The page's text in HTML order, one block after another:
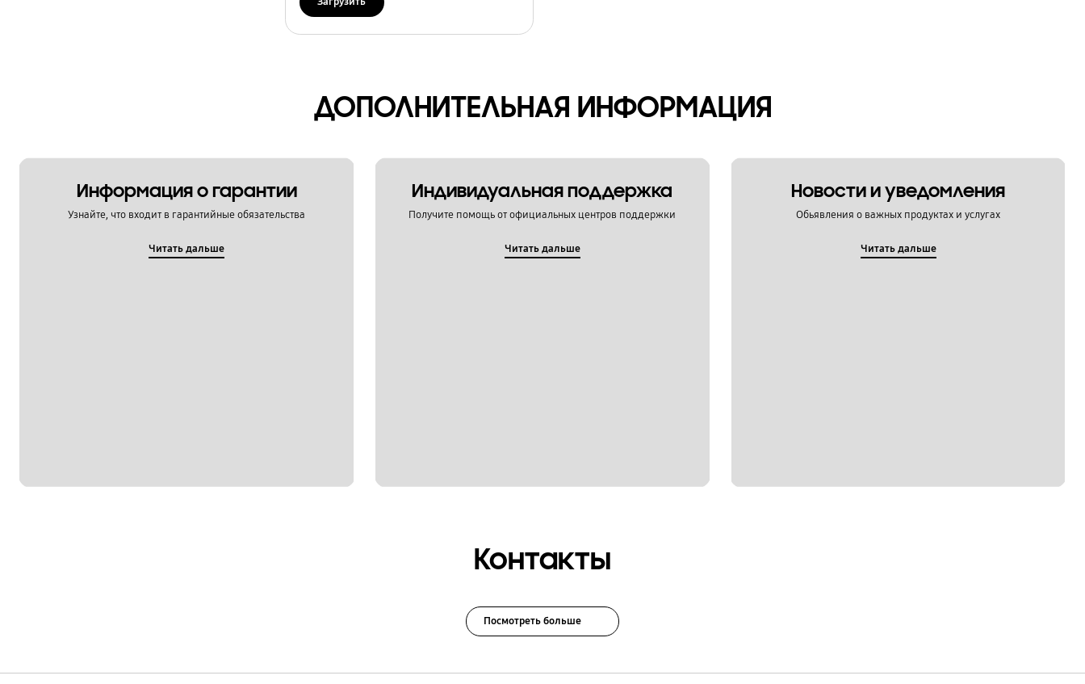
ДОПОЛНИТЕЛЬНАЯ ИНФОРМАЦИЯ
Информация о гарантии
Узнайте, что входит в гарантийные обязательства
Читать дальше
Индивидуальная поддержка
Получите помощь от официальных центров поддержки
Читать дальше
Новости и уведомления
Обьявления о важных продуктах и услугах
Читать дальше
Контакты
Посмотреть больше